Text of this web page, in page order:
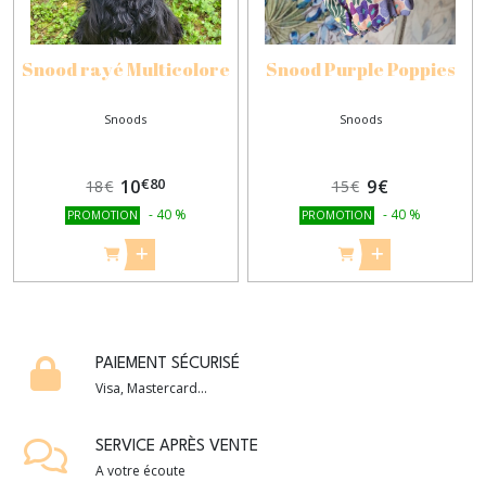
Snood rayé Multicolore
Snoods
18€ 10€80
PROMOTION - 40 %
Snood Purple Poppies
Snoods
15€ 9€
PROMOTION - 40 %
PAIEMENT SÉCURISÉ
Visa, Mastercard...
SERVICE APRÈS VENTE
A votre écoute